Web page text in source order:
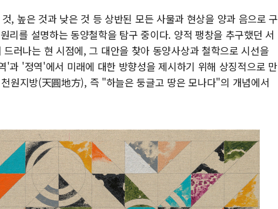
, 높은 것과 낮은 것 등 상반된 모든 사물과 현상을 양과 음으로 구
리를 설명하는 동양철학을 탐구 중이다. 양적 팽창을 추구했던 서
러나는 현 시점에, 그 대안을 찾아 동양사상과 철학으로 시선을
'과 '정역'에서 미래에 대한 방향성을 제시하기 위해 상징적으로 만
원지방(天圓地方), 즉 "하늘은 둥글고 땅은 모나다"의 개념에서